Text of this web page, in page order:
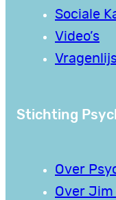
Sociale
Video’s
Stichting
Over
Over Jim